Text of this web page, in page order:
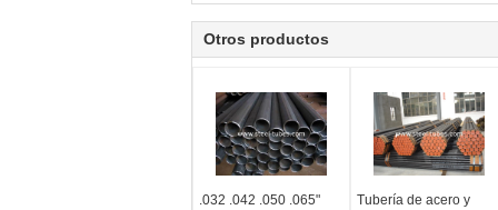
Otros productos
.032 .042 .050 .065"
Tubería de acero y